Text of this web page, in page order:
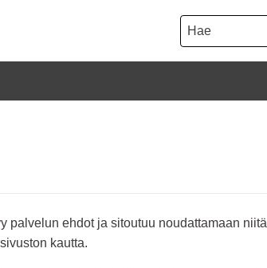
Hae
ehdot ja sitoutuu noudattamaan
kautta.